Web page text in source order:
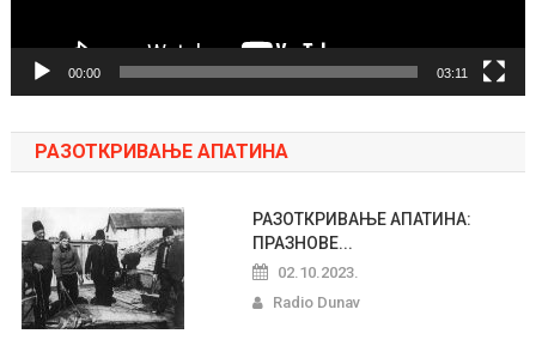
00:00 03:11
РАЗОТКРИВАЊЕ АПАТИНА
РАЗОТКРИВАЊЕ АПАТИНА:
ПРАЗНОВЕ...
02.10.2023.
Radio Dunav